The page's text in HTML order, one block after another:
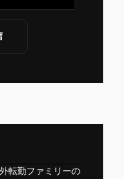
転勤ファミリーの